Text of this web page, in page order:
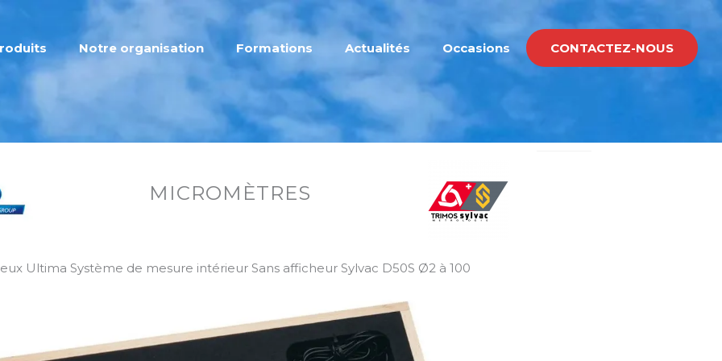
Notre organisation Formations Actualités Occasions CONTACTEZ-NOUS
MICROMÈTRES
Ultima Système de mesure intérieur Sans afficheur Sylvac D50S Ø2 à 100